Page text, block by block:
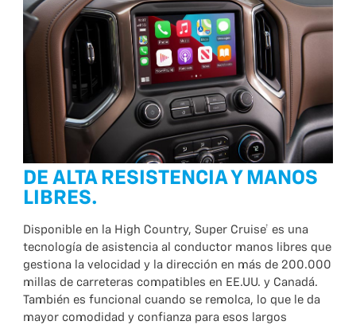
DE ALTA RESISTENCIA Y MANOS
LIBRES.
Disponible en la High Country, Super Cruise† es una
tecnología de asistencia al conductor manos libres que
gestiona la velocidad y la dirección en más de 200.000
millas de carreteras compatibles en EE.UU. y Canadá.
También es funcional cuando se remolca, lo que le da
mayor comodidad y confianza para esos largos